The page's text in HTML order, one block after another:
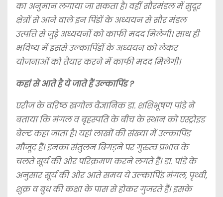
का अनुमान लगाया जा सकता है। वहीं सौरमंडल में सुदूर
क्षेत्रों से आने वाले इन पिंडों के अध्ययन से सौर मंडल
उत्पत्ति से जुड़े अध्ययनों को काफी मदद मिलेगी। साथ ही
भविष्य में इससे उल्कापिंडों के अध्ययन को लेकर
योजनाओं को तैयार करने में काफी मदद मिलेगी।
कहां से आते है ये जाते हैं उल्कापिंड ?
एरीज के वरिष्ठ खगोल वैज्ञानिक डा. शशिभूषण पांडे ने
बताया कि मंगल व बृहस्पति के बीच के स्थान को एस्ट्रोइड
बेल्ट कहा जाता है। यहां लाखों की संख्या में उल्कापिंड
मौजूद हैं। इनका संतुलन बिगड़ने पर गुरुत्व प्रभाव के
चलते सूर्य की ओर परिक्रमण करने लगते हैं। डा. पांडे के
अनुसार सूर्य की ओर आते समय ये उल्कापिंड मंगल, पृथ्वी,
शुक्र व बुध की कक्षा के पास से होकर गुजरते हैं। इसके